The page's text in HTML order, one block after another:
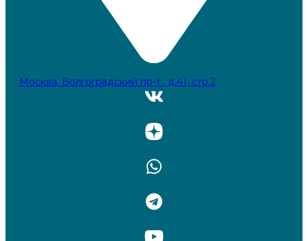
Москва, Волгоградский пр-т., д.41, стр.2